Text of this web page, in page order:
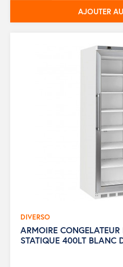
AJOUTER
DIVERSO
ARMOIRE CONGELATEUR
STATIQUE 400LT BLANC